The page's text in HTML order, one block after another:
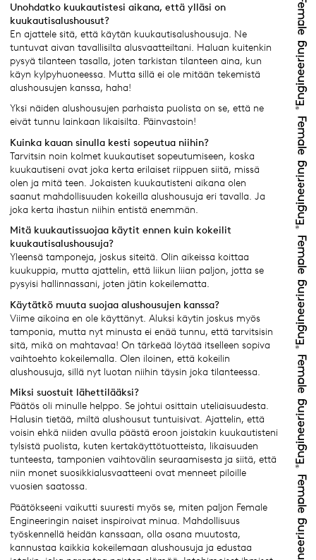
Unohdatko kuukautistesi aikana, että ylläsi on
kuukautisalushousut?
En ajattele sitä, että käytän kuukautisalushousuja. Ne
tuntuvat aivan tavallisilta alusvaatteiltani. Haluan kuitenkin
pysyä tilanteen tasalla, joten tarkistan tilanteen aina, kun
käyn kylpyhuoneessa. Mutta sillä ei ole mitään tekemistä
alushousujen kanssa, haha!
Yksi näiden alushousujen parhaista puolista on se, että ne
eivät tunnu lainkaan likaisilta. Päinvastoin!
Kuinka kauan sinulla kesti sopeutua niihin?
Tarvitsin noin kolmet kuukautiset sopeutumiseen, koska
kuukautiseni ovat joka kerta erilaiset riippuen siitä, missä
olen ja mitä teen. Jokaisten kuukautisteni aikana olen
saanut mahdollisuuden kokeilla alushousuja eri tavalla. Ja
joka kerta ihastun niihin entistä enemmän.
Mitä kuukautissuojaa käytit ennen kuin kokeilit
kuukautisalushousuja?
Yleensä tamponeja, joskus siteitä. Olin aikeissa koittaa
kuukuppia, mutta ajattelin, että liikun liian paljon, jotta se
pysyisi hallinnassani, joten jätin kokeilematta.
Käytätkö muuta suojaa alushousujen kanssa?
Viime aikoina en ole käyttänyt. Aluksi käytin joskus myös
tamponia, mutta nyt minusta ei enää tunnu, että tarvitsisin
sitä, mikä on mahtavaa! On tärkeää löytää itselleen sopiva
vaihtoehto kokeilemalla. Olen iloinen, että kokeilin
alushousuja, sillä nyt luotan niihin täysin joka tilanteessa.
Miksi suostuit lähettilääksi?
Päätös oli minulle helppo. Se johtui osittain uteliaisuudesta.
Halusin tietää, miltä alushousut tuntuisivat. Ajattelin, että
voisin ehkä niiden avulla päästä eroon joistakin kuukautisteni
tylsistä puolista, kuten kertakäyttötuotteista, likaisuuden
tunteesta, tamponien vaihtovälin seuraamisesta ja siitä, että
niin monet suosikkialusvaatteeni ovat menneet piloille
vuosien saatossa.
Päätökseeni vaikutti suuresti myös se, miten paljon Female
Engineeringin naiset inspiroivat minua. Mahdollisuus
työskennellä heidän kanssaan, olla osana muutosta,
kannustaa kaikkia kokeilemaan alushousuja ja edustaa